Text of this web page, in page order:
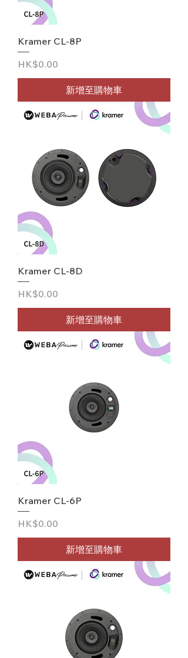
Kramer CL-8P
價格
HK$0.00
新增至購物車
Kramer CL-8D
價格
HK$0.00
新增至購物車
Kramer CL-6P
價格
HK$0.00
新增至購物車